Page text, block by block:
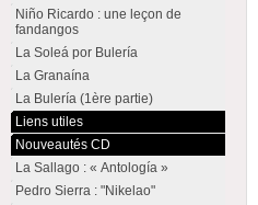
Niño Ricardo : une leçon de
fandangos
La Soleá por Bulería
La Granaína
La Bulería (1ère partie)
Liens utiles
Nouveautés CD
La Sallago : « Antología »
Pedro Sierra : "Nikelao"